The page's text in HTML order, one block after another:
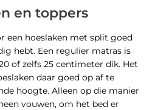
en toppers
een hoeslaken met split goed
hebt. Een regulier matras is
of zelfs 25 centimeter dik. Het
daar goed op af te
hoogte. Alleen op die manier
vouwen, om het bed er